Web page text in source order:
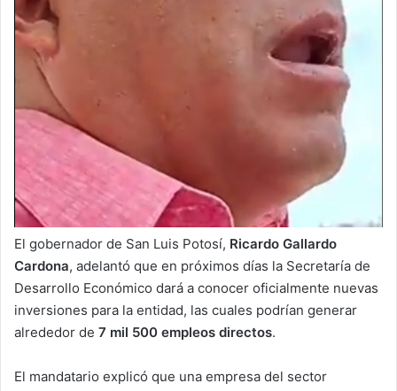
El gobernador de San Luis Potosí, Ricardo Gallardo
Cardona, adelantó que en próximos días la Secretaría de
Desarrollo Económico dará a conocer oficialmente nuevas
inversiones para la entidad, las cuales podrían generar
alrededor de 7 mil 500 empleos directos.
El mandatario explicó que una empresa del sector